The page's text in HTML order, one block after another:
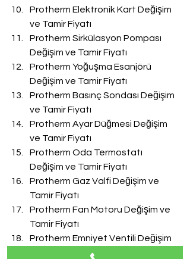
Protherm Elektronik Kart Değişim
ve Tamir Fiyatı
Protherm Sirkülasyon Pompası
Değişim ve Tamir Fiyatı
Protherm Yoğuşma Esanjörü
Değişim ve Tamir Fiyatı
Protherm Basınç Sondası Değişim
ve Tamir Fiyatı
Protherm Ayar Düğmesi Değişim
ve Tamir Fiyatı
Protherm Oda Termostatı
Değişim ve Tamir Fiyatı
Protherm Gaz Valfi Değişim ve
Tamir Fiyatı
Protherm Fan Motoru Değişim ve
Tamir Fiyatı
Protherm Emniyet Ventili Değişim
ve Tamir Fiyatı